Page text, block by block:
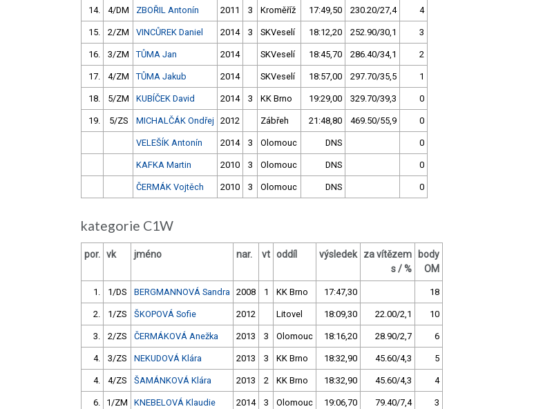
14. 4/DM ZBOŘIL Antonín 2011 3 Kroměříž 17:49,50 230.20/27,4 4
15. 2/ZM VINCŮREK Daniel 2014 3 SKVeselí 18:12,20 252.90/30,1 3
16. 3/ZM TŮMA Jan 2014 SKVeselí 18:45,70 286.40/34,1 2
17. 4/ZM TŮMA Jakub 2014 SKVeselí 18:57,00 297.70/35,5 1
18. 5/ZM KUBÍČEK David 2014 3 KK Brno 19:29,00 329.70/39,3 0
19. 5/ZS MICHALČÁK Ondřej 2012 Zábřeh 21:48,80 469.50/55,9 0
VELEŠÍK Antonín 2014 3 Olomouc DNS 0
KAFKA Martin 2010 3 Olomouc DNS 0
ČERMÁK Vojtěch 2010 3 Olomouc DNS 0
kategorie C1W
por. vk jméno nar. vt oddíl výsledek
za vítězem
s / %
body
OM
1. 1/DS BERGMANNOVÁ Sandra 2008 1 KK Brno 17:47,30 18
2. 1/ZS ŠKOPOVÁ Sofie 2012 Litovel 18:09,30 22.00/2,1 10
3. 2/ZS ČERMÁKOVÁ Anežka 2013 3 Olomouc 18:16,20 28.90/2,7 6
4. 3/ZS NEKUDOVÁ Klára 2013 3 KK Brno 18:32,90 45.60/4,3 5
4. 4/ZS ŠAMÁNKOVÁ Klára 2013 2 KK Brno 18:32,90 45.60/4,3 4
6. 1/ZM KNEBELOVÁ Klaudie 2014 3 Olomouc 19:06,70 79.40/7,4 3